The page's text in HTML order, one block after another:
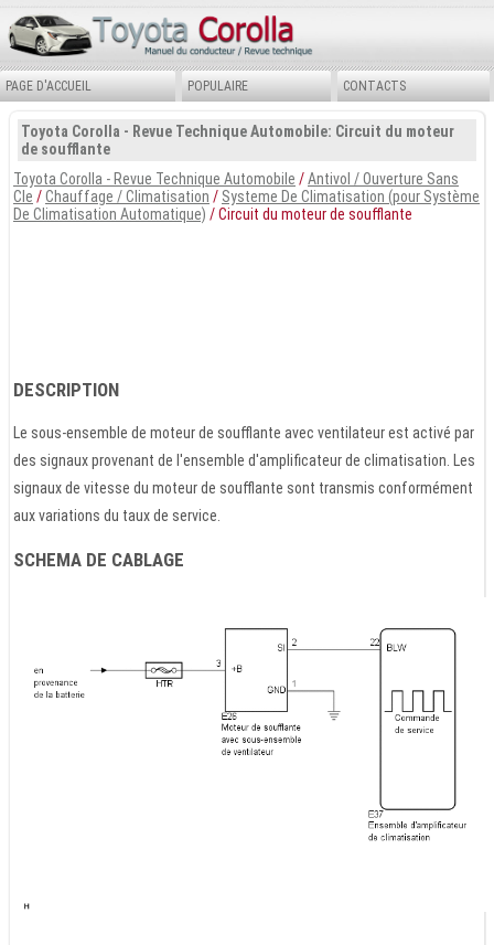
PAGE D'ACCUEIL POPULAIRE CONTACTS
Toyota Corolla - Revue Technique Automobile: Circuit du moteur
de soufflante
Toyota Corolla - Revue Technique Automobile /Antivol / Ouverture Sans
Cle /Chauffage / Climatisation / Systeme De Climatisation (pour Système
De Climatisation Automatique) / Circuit du moteur de soufflante
DESCRIPTION
Le sous-ensemble de moteur de soufflante avec ventilateur est activé par
des signaux provenant de l'ensemble d'amplificateur de climatisation. Les
signaux de vitesse du moteur de soufflante sont transmis conformément
aux variations du taux de service.
SCHEMA DE CABLAGE